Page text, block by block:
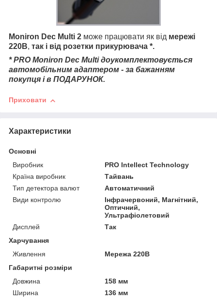
Moniron Dec Multi 2 може працювати як від мережі
220В, так і від розетки прикурювача *.
* PRO Moniron Dec Multi доукомплектовується
автомобільним адаптером - за бажанням
покупця і в ПОДАРУНОК.
Приховати
Характеристики
Основні
Виробник
PRO Intellect Technology
Країна виробник
Тайвань
Тип детектора валют
Автоматичний
Види контролю
Інфрачервоний, Магнітний,
Оптичний,
Ультрафіолетовий
Дисплей
Так
Харчування
Живлення
Мережа 220В
Габаритні розміри
Довжина
158 мм
Ширина
136 мм